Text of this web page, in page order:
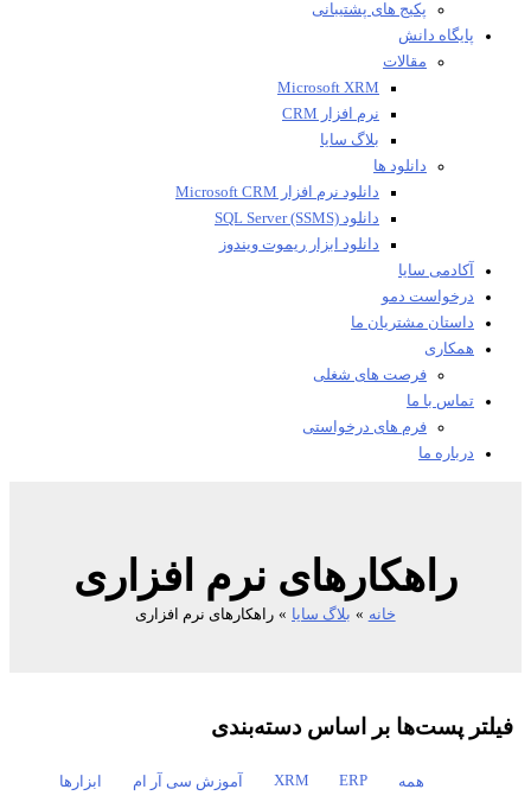
پکیج های پشتیبانی
پایگاه دانش
مقالات
Microsoft XRM
نرم افزار CRM
بلاگ سایا
دانلود ها
دانلود نرم افزار Microsoft CRM
دانلود SQL Server (SSMS)
دانلود ابزار ریموت ویندوز
آکادمی سایا
درخواست دمو
داستان مشتریان ما
همکاری
فرصت های شغلی
تماس با ما
فرم های درخواستی
درباره ما
راهکارهای نرم افزاری
بلاگ سایا راهکارهای نرم افزاری
پست‌ها بر اساس دسته‌بندی
XRM آموزش سی آر ام ابزارها